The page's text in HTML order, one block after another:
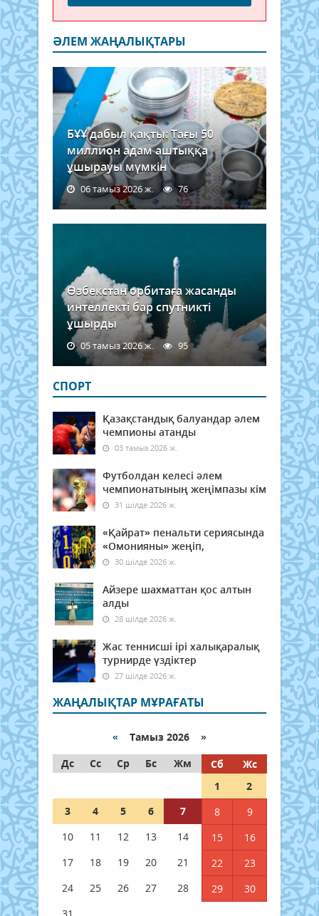
ӘЛЕМ ЖАҢАЛЫҚТАРЫ
БҰҰ дабыл қақты: Тағы 50
миллион адам аштыққа
ұшырауы мүмкін
06 тамыз 2026 ж. 76
Өзбекстан орбитаға жасанды
интеллекті бар спутникті
ұшырды
05 тамыз 2026 ж. 95
СПОРТ
Қазақстандық балуандар әлем
чемпионы атанды
03 тамыз 2026 ж.
Футболдан келесі әлем
чемпионатының жеңімпазы кім
31 шілде 2026 ж.
«Қайрат» пенальти сериясында
«Омонияны» жеңіп,
30 шілде 2026 ж.
Айзере шахматтан қос алтын
алды
28 шілде 2026 ж.
Жас теннисші ірі халықаралық
турнирде үздіктер
27 шілде 2026 ж.
ЖАҢАЛЫҚТАР МҰРАҒАТЫ
« Тамыз 2026 »
Дс
Сс Ср Бс Жм Сб
Жс
1
2
3
4 5 6 7 8
9
10
11 12 13 14 15
16
17
18 19 20 21 22
23
24
25 26 27 28 29
30
31